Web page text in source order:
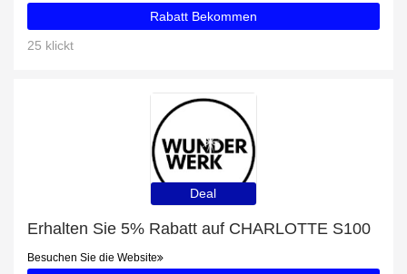
Rabatt Bekommen
25 klickt
Deal
Erhalten Sie 5% Rabatt auf CHARLOTTE S100
Besuchen Sie die Website